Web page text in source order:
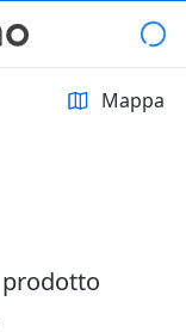
Mappa